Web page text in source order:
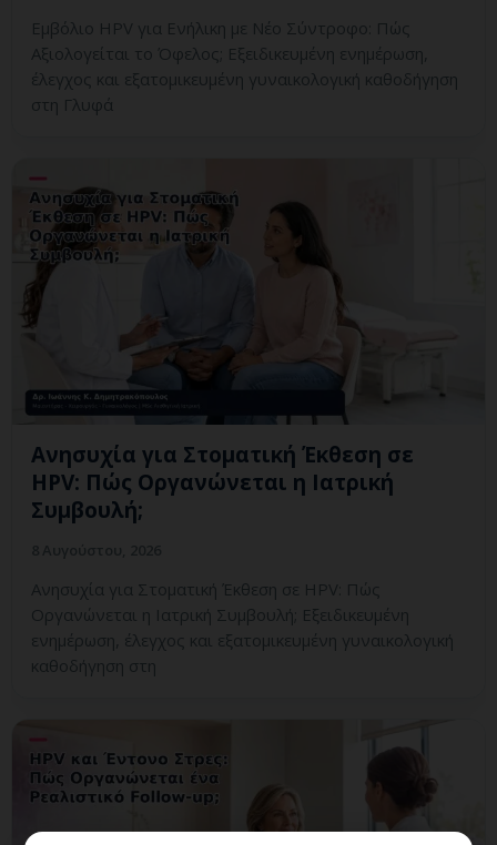
Εμβόλιο HPV για Ενήλικη με Νέο Σύντροφο: Πώς
Αξιολογείται το Όφελος; Εξειδικευμένη ενημέρωση,
έλεγχος και εξατομικευμένη γυναικολογική καθοδήγηση
στη Γλυφά
Ανησυχία για Στοματική Έκθεση σε
HPV: Πώς Οργανώνεται η Ιατρική
Συμβουλή;
Ανησυχία για Στοματική Έκθεση σε HPV: Πώς
Οργανώνεται η Ιατρική Συμβουλή; Εξειδικευμένη
ενημέρωση, έλεγχος και εξατομικευμένη γυναικολογική
καθοδήγηση στη